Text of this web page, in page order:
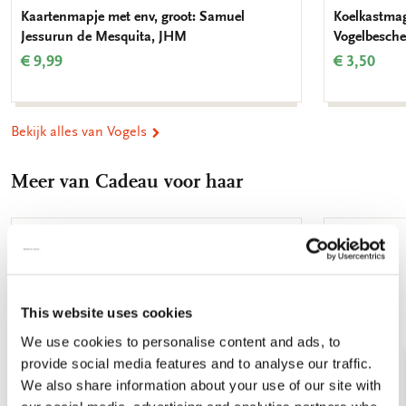
This website uses cookies
We use cookies to personalise content and ads, to
provide social media features and to analyse our traffic.
We also share information about your use of our site with
Kaartenmapje met env, groot: Samuel
Jessurun de Mesquita, JHM
€ 9,99 € 3,50
Bekijk alles van Vogels
Meer van Cadeau voor haar
Toevoegen